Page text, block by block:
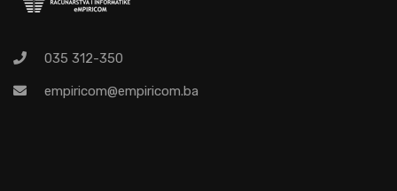
035 312-350
empiricom@empiricom.ba